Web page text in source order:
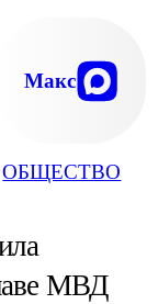
ОБЩЕСТВО
Макс
МВД